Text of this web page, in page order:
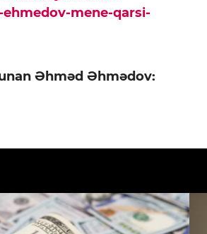
mene-qarsi-
Əhməd Əhmədov: